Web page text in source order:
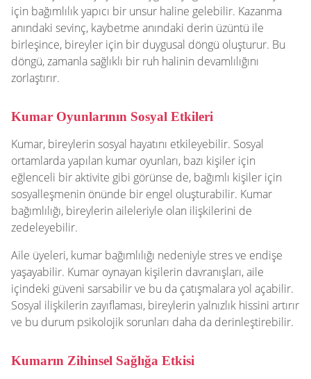
için bağımlılık yapıcı bir unsur haline gelebilir. Kazanma
anındaki sevinç, kaybetme anındaki derin üzüntü ile
birleşince, bireyler için bir duygusal döngü oluşturur. Bu
döngü, zamanla sağlıklı bir ruh halinin devamlılığını
zorlaştırır.
Kumar Oyunlarının Sosyal Etkileri
Kumar, bireylerin sosyal hayatını etkileyebilir. Sosyal
ortamlarda yapılan kumar oyunları, bazı kişiler için
eğlenceli bir aktivite gibi görünse de, bağımlı kişiler için
sosyalleşmenin önünde bir engel oluşturabilir. Kumar
bağımlılığı, bireylerin aileleriyle olan ilişkilerini de
zedeleyebilir.
Aile üyeleri, kumar bağımlılığı nedeniyle stres ve endişe
yaşayabilir. Kumar oynayan kişilerin davranışları, aile
içindeki güveni sarsabilir ve bu da çatışmalara yol açabilir.
Sosyal ilişkilerin zayıflaması, bireylerin yalnızlık hissini artırır
ve bu durum psikolojik sorunları daha da derinleştirebilir.
Kumarın Zihinsel Sağlığa Etkisi